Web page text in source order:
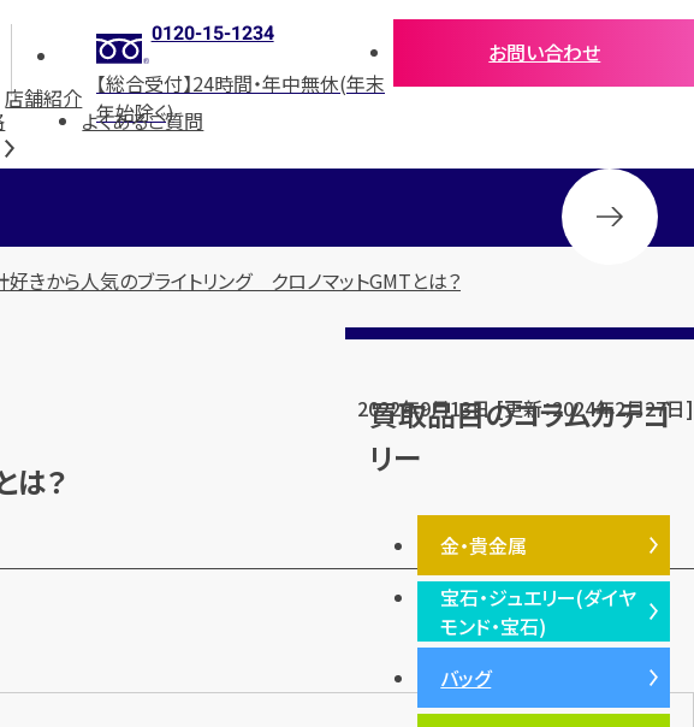
0120-15-1234
【総合受付】24時間・年中無休(年末
年始除く)
お問い合わせ
店舗紹介
よくあるご質問
好きから人気のブライトリング クロノマットGMTとは？
2022年9月13日 [更新：2024年2月27日]
は？
買取品目のコラムカテゴ
リー
金・貴金属
金・貴金属TOP
プラチナ
銀・シルバー
宝石・ジュエリー(ダイヤ
モンド・宝石)
宝石・ジュエリー(ダイヤモン
ド・宝石)TOP
バッグ